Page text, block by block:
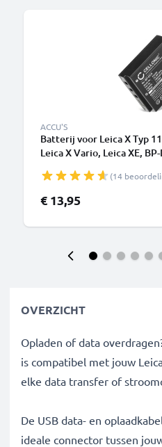
ACCU'S
Batterij voor Leica X Typ
Leica X Vario, Leica XE,
(14
€ 13,95
OVERZICHT
Opladen of data
is compatibel met jouw
elke data transfer of
De USB data- en
ideale connector tussen